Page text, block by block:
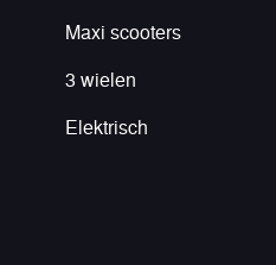
Maxi scooters
3 wielen
Elektrisch